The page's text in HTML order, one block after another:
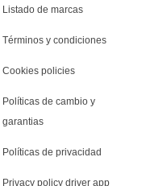
Listado de marcas
Términos y condiciones
Cookies policies
Políticas de cambio y
garantias
Políticas de privacidad
Privacy policy driver app